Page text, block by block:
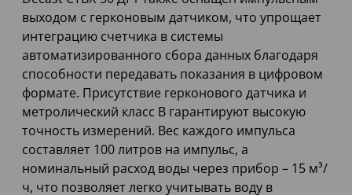
выходом с герконовым датчиком, что упрощает
интеграцию счетчика в системы
автоматизированного сбора данных благодаря
способности передавать показания в цифровом
формате. Присутствие герконового датчика и
метролический класс В гарантируют высокую
точность измерений. Вес каждого импульса
составляет 100 литров на импульс, а
номинальный расход воды через прибор – 15 м³/
ч, что позволяет легко учитывать воду в